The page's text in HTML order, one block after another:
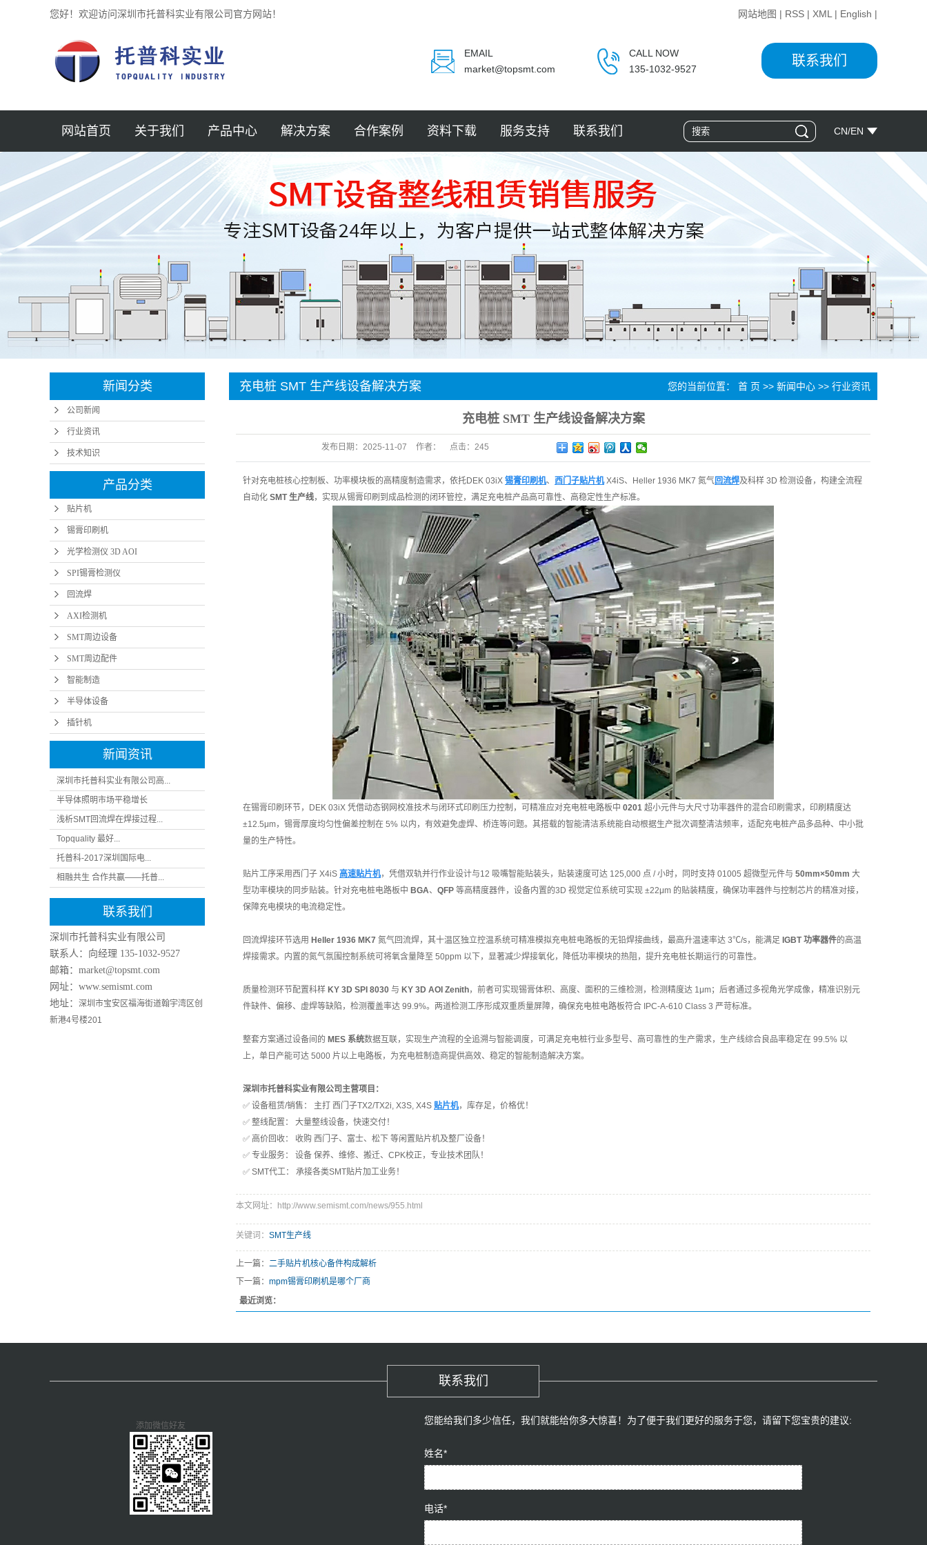
您好！欢迎访问深圳市托普科实业有限公司官方网站！ 网站地图 | RSS | XML | English |
联系我们
EMAIL
CALL NOW
market@topsmt.com
135-1032-9527
网站首页 关于我们
公司简介
新闻中心
企业文化
联系我们
服务支持
产品中心
贴片机
锡膏印刷机
光学检测仪 3D
回流焊
AXI检测机
SMT周边设备
智能制造
半导体设备
解决方案
半导体封装
汽车电子
MINI LED
保护元件贴装
微小元件贴装
合作案例 资料下载 服务支持 联系我们 CN/EN
新闻分类
公司新闻
行业资讯
技术知识
产品分类
贴片机
锡膏印刷机
光学检测仪 3D AOI
SPI锡膏检测仪
回流焊
AXI检测机
SMT周边设备
SMT周边配件
智能制造
半导体设备
插针机
新闻资讯
深圳市托普科实业有限公司高...
半导体照明市场平稳增长
浅析SMT回流焊在焊接过程...
Topquality 最好...
托普科-2017深圳国际电...
相融共生 合作共赢——托普...
联系我们
深圳市托普科实业有限公司
联系人：向经理 135-1032-9527
邮箱：market@topsmt.com
网址：www.semismt.com
地址： 深圳市宝安区福海街道翰宇湾区创
新港4号楼201
充电桩 SMT 生产线设备解决方案 您的当前位置： 首 页 >> 新闻中心 >> 行业资讯
充电桩 SMT 生产线设备解决方案
发布日期： 2025-11-07 作者： 点击： 245
针对充电桩核心控制板、功率模块板的高精度制造需求，依托DEK 03iX 锡膏印刷机、 西门子贴片机X4iS、Heller 1936 MK7 氮气回流焊及科样 3D 检测设备，构建全流程
自动化 SMT 生产线，实现从锡膏印刷到成品检测的闭环管控，满足充电桩产品高可靠性、高稳定性生产标准。
在锡膏印刷环节，DEK 03iX 凭借动态钢网校准技术与闭环式印刷压力控制，可精准应对充电桩电路板中 0201 超小元件与大尺寸功率器件的混合印刷需求，印刷精度达
±12.5μm，锡膏厚度均匀性偏差控制在 5% 以内，有效避免虚焊、桥连等问题。其搭载的智能清洁系统能自动根据生产批次调整清洁频率，适配充电桩产品多品种、中小批
量的生产特性。
贴片工序采用西门子 X4iS 高速贴片机，凭借双轨并行作业设计与12 吸嘴智能贴装头，贴装速度可达 125,000 点 / 小时，同时支持 01005 超微型元件与 50mm×50mm 大
型功率模块的同步贴装。针对充电桩电路板中 BGA、 QFP 等高精度器件，设备内置的3D 视觉定位系统可实现 ±22μm 的贴装精度，确保功率器件与控制芯片的精准对接，
保障充电模块的电流稳定性。
回流焊接环节选用 Heller 1936 MK7 氮气回流焊，其十温区独立控温系统可精准模拟充电桩电路板的无铅焊接曲线，最高升温速率达 3℃/s，能满足 IGBT 功率器件的高温
焊接需求。内置的氮气氛围控制系统可将氧含量降至 50ppm 以下，显著减少焊接氧化，降低功率模块的热阻，提升充电桩长期运行的可靠性。
质量检测环节配置科样 KY 3D SPI 8030 与 KY 3D AOI Zenith，前者可实现锡膏体积、高度、面积的三维检测，检测精度达 1μm；后者通过多视角光学成像，精准识别元
件缺件、偏移、虚焊等缺陷，检测覆盖率达 99.9%。两道检测工序形成双重质量屏障，确保充电桩电路板符合 IPC-A-610 Class 3 严苛标准。
整套方案通过设备间的 MES 系统数据互联，实现生产流程的全追溯与智能调度，可满足充电桩行业多型号、高可靠性的生产需求，生产线综合良品率稳定在 99.5% 以
上，单日产能可达 5000 片以上电路板，为充电桩制造商提供高效、稳定的智能制造解决方案。
深圳市托普科实业有限公司主营项目：
✅ 设备租赁/销售： 主打 西门子TX2/TX2i, X3S, X4S 贴片机，库存足，价格优！
✅ 整线配置： 大量整线设备，快速交付！
✅ 高价回收： 收购 西门子、富士、松下 等闲置贴片机及整厂设备！
✅ 专业服务： 设备 保养、维修、搬迁、CPK校正，专业技术团队！
✅ SMT代工： 承接各类SMT贴片加工业务！
本文网址：http://www.semismt.com/news/955.html
关键词： SMT生产线
上一篇： 二手贴片机核心备件构成解析​
下一篇： mpm锡膏印刷机是哪个厂商
最近浏览：
联系我们
添加微信好友 您能给我们多少信任，我们就能给你多大惊喜！为了便于我们更好的服务于您，请留下您宝贵的建议:​
姓名*
电话*